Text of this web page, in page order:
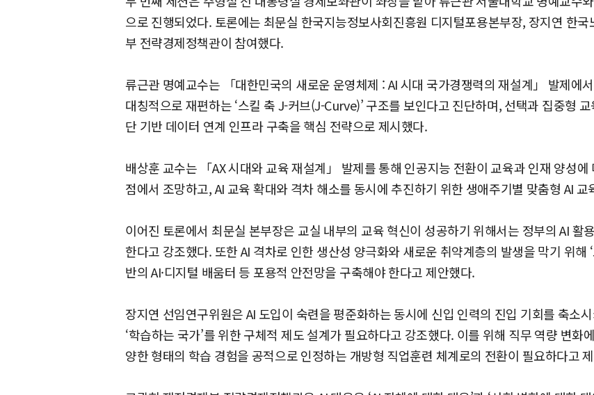
으로 진행되었다. 토론에는 최문실 한국지능정보사회진흥원 디지털포용본부장, 장지연 한
부 전략경제정책관이 참여했다.
류근관 명예교수는 「대한민국의 새로운 운영체제 : AI 시대 국가경쟁력의 재설계」 발제에
대칭적으로 재편하는 ‘스킬 축 J-커브(J-Curve)’ 구조를 보인다고 진단하며, 선택과 집중형
단 기반 데이터 연계 인프라 구축을 핵심 전략으로 제시했다.
배상훈 교수는 「AX 시대와 교육 재설계」 발제를 통해 인공지능 전환이 교육과 인재 양성
점에서 조망하고, AI 교육 확대와 격차 해소를 동시에 추진하기 위한 생애주기별 맞춤형 AI
이어진 토론에서 최문실 본부장은 교실 내부의 교육 혁신이 성공하기 위해서는 정부의 AI 활
한다고 강조했다. 또한 AI 격차로 인한 생산성 양극화와 새로운 취약계층의 발생을 막기 위해
반의 AI·디지털 배움터 등 포용적 안전망을 구축해야 한다고 제안했다.
장지연 선임연구위원은 AI 도입이 숙련을 평준화하는 동시에 신입 인력의 진입 기회를 축소
‘학습하는 국가’를 위한 구체적 제도 설계가 필요하다고 강조했다. 이를 위해 직무 역량 변화
양한 형태의 학습 경험을 공적으로 인정하는 개방형 직업훈련 체계로의 전환이 필요하다고